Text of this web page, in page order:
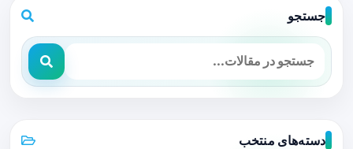
جستجو
دسته‌های منتخب